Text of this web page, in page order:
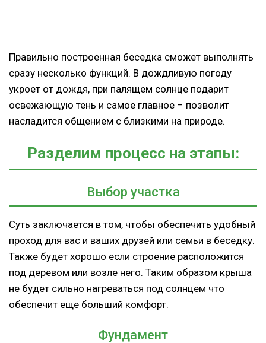
Правильно построенная беседка сможет выполнять
сразу несколько функций. В дождливую погоду
укроет от дождя, при палящем солнце подарит
освежающую тень и самое главное – позволит
насладится общением с близкими на природе.
Разделим процесс на этапы:
Выбор участка
Суть заключается в том, чтобы обеспечить удобный
проход для вас и ваших друзей или семьи в беседку.
Также будет хорошо если строение расположится
под деревом или возле него. Таким образом крыша
не будет сильно нагреваться под солнцем что
обеспечит еще больший комфорт.
Фундамент